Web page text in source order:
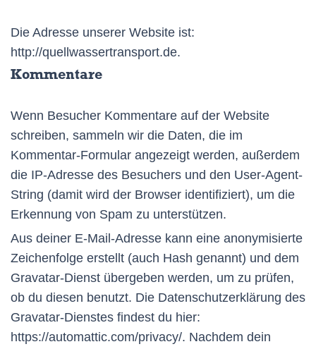
Die Adresse unserer Website ist:
http://quellwassertransport.de.
Kommentare
Wenn Besucher Kommentare auf der Website
schreiben, sammeln wir die Daten, die im
Kommentar-Formular angezeigt werden, außerdem
die IP-Adresse des Besuchers und den User-Agent-
String (damit wird der Browser identifiziert), um die
Erkennung von Spam zu unterstützen.
Aus deiner E-Mail-Adresse kann eine anonymisierte
Zeichenfolge erstellt (auch Hash genannt) und dem
Gravatar-Dienst übergeben werden, um zu prüfen,
ob du diesen benutzt. Die Datenschutzerklärung des
Gravatar-Dienstes findest du hier:
https://automattic.com/privacy/. Nachdem dein